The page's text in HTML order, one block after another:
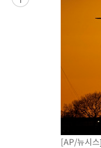
[AP/뉴시스]